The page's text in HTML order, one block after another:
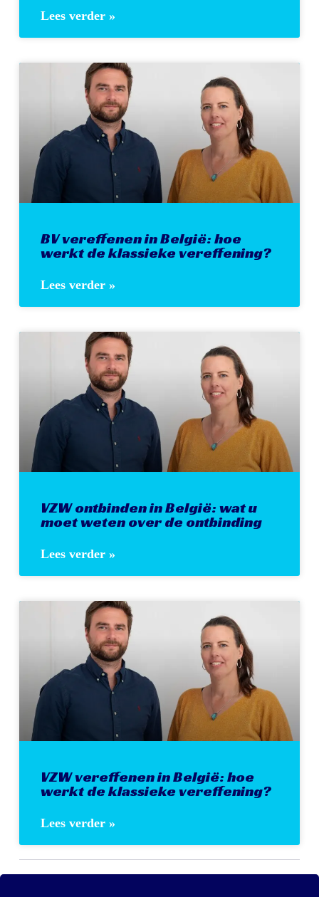
Lees verder »
BV vereffenen in België: hoe
werkt de klassieke vereffening?
Lees verder »
VZW ontbinden in België: wat u
moet weten over de ontbinding
Lees verder »
VZW vereffenen in België: hoe
werkt de klassieke vereffening?
Lees verder »